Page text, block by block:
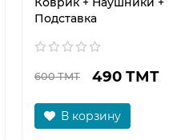
Подставка
600 ТМТ 490 ТМТ
В корзину